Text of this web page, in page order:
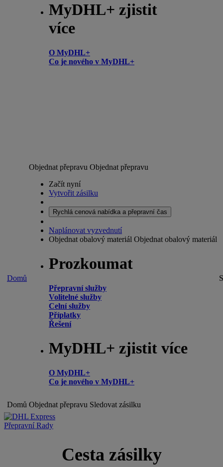
MyDHL+ zjistit
více
O MyDHL+
Co je nového v MyDHL+
Domů
Objednat přepravu Objednat přepravu
Začít nyní
Vytvořit zásilku
Rychlá cenová nabídka a přepravní čas
Naplánovat vyzvednutí
Objednat obalový materiál Objednat obalový materiál
Prozkoumat
Přepravní služby
Volitelné služby
Celní služby
Příplatky
Řešení
MyDHL+ zjistit více
O MyDHL+
Co je nového v MyDHL+
Domů Objednat přepravu Sledovat zásilku
Přepravní Rady
Cesta zásilky